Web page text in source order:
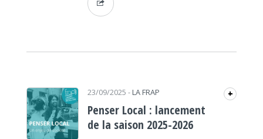
23/09/2025- LA FRAP +
Penser Local : lancement
de la saison 2025-2026